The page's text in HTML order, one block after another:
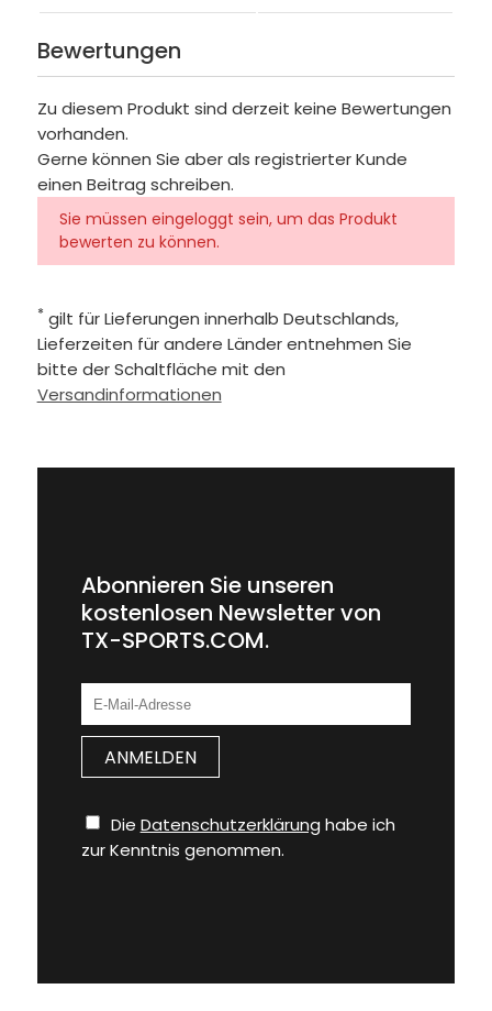
Bewertungen
Zu diesem Produkt sind derzeit keine Bewertungen
vorhanden.
Gerne können Sie aber als registrierter Kunde
einen Beitrag schreiben.
Sie müssen eingeloggt sein, um das Produkt
bewerten zu können.
* gilt für Lieferungen innerhalb Deutschlands,
Lieferzeiten für andere Länder entnehmen Sie
bitte der Schaltfläche mit den
Versandinformationen
Abonnieren Sie unseren
kostenlosen Newsletter von
TX-SPORTS.COM.
Die Datenschutzerklärung habe ich
zur Kenntnis genommen.